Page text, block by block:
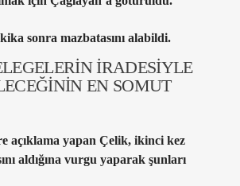
sonra mazbatasını alabildi.
İRADESİYLE
EN SOMUT
açıklama yapanÇelik, ikinci kez
ını aldığına vurgu yaparak şunları